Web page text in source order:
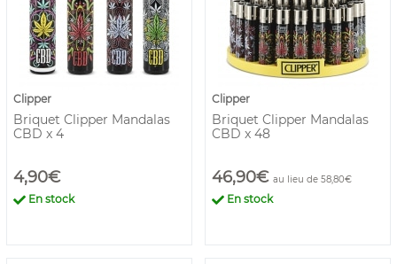
Clipper
Briquet Clipper Mandalas
CBD x 4
4,90€
En stock
Clipper
Briquet Clipper Mandalas
CBD x 48
46,90€ au lieu de 58,80€
En stock